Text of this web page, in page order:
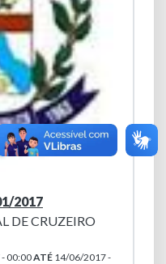
2017
DE CRUZEIRO
00:00ATÉ 14/06/2017 -